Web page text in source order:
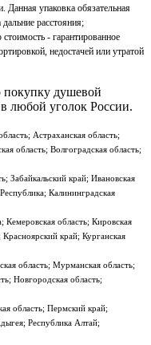
Данная упаковка обязательная
расстояния;
- гарантированное
недостачей или утратой
покупку душевой
в любой уголок России.
Астраханская область;
область; Волгоградская область;
Забайкальский край; Ивановская
Калининградская
Кемеровская область; Кировская
край; Курганская
область; Мурманская область;
Новгородская область;
область; Пермский край;
Республика Алтай;